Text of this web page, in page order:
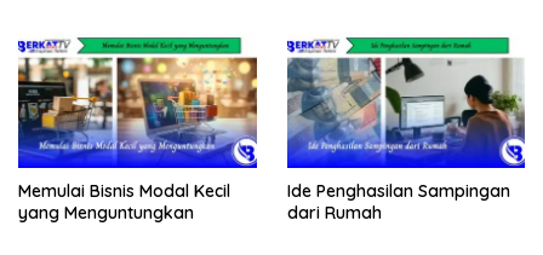
Memulai Bisnis Modal Kecil
yang Menguntungkan
Ide Penghasilan Sampingan
dari Rumah